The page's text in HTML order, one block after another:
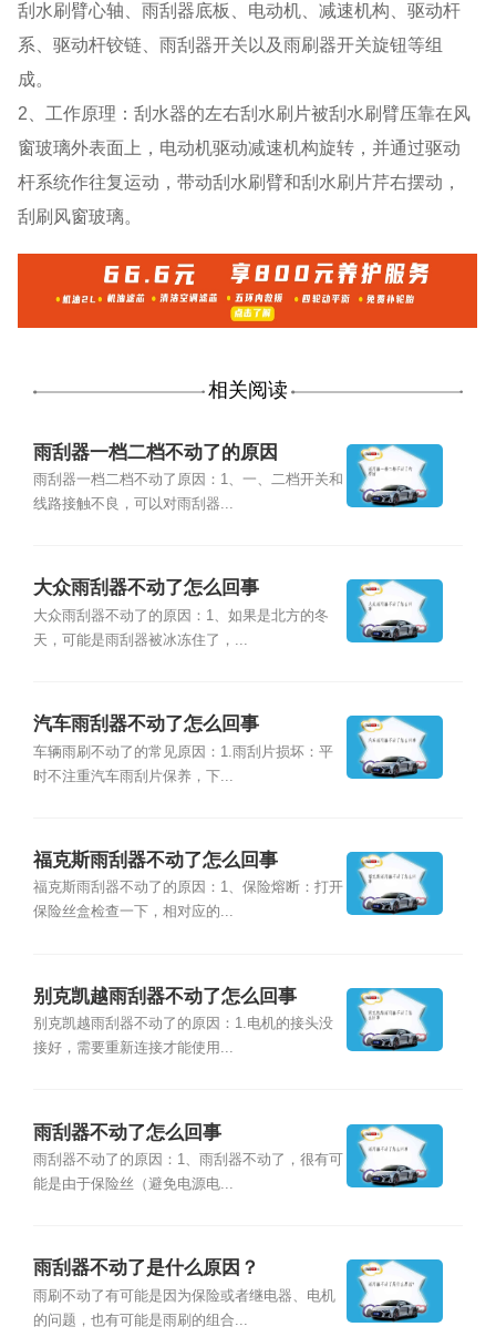
刮水刷臂心轴、雨刮器底板、电动机、减速机构、驱动杆
系、驱动杆铰链、雨刮器开关以及雨刷器开关旋钮等组
成。
2、工作原理：刮水器的左右刮水刷片被刮水刷臂压靠在风
窗玻璃外表面上，电动机驱动减速机构旋转，并通过驱动
杆系统作往复运动，带动刮水刷臂和刮水刷片芹右摆动，
刮刷风窗玻璃。
相关阅读
雨刮器一档二档不动了的原因
雨刮器一档二档不动了原因：1、一、二档开关和
线路接触不良，可以对雨刮器...
大众雨刮器不动了怎么回事
大众雨刮器不动了的原因：1、如果是北方的冬
天，可能是雨刮器被冰冻住了，...
汽车雨刮器不动了怎么回事
车辆雨刷不动了的常见原因：1.雨刮片损坏：平
时不注重汽车雨刮片保养，下...
福克斯雨刮器不动了怎么回事
福克斯雨刮器不动了的原因：1、保险熔断：打开
保险丝盒检查一下，相对应的...
别克凯越雨刮器不动了怎么回事
别克凯越雨刮器不动了的原因：1.电机的接头没
接好，需要重新连接才能使用...
雨刮器不动了怎么回事
雨刮器不动了的原因：1、雨刮器不动了，很有可
能是由于保险丝（避免电源电...
雨刮器不动了是什么原因？
雨刷不动了有可能是因为保险或者继电器、电机
的问题，也有可能是雨刷的组合...